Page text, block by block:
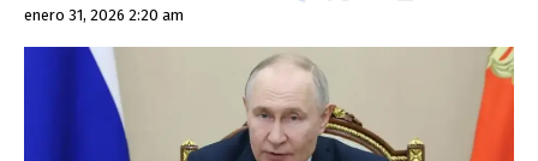
enero 31, 2026 2:20 am